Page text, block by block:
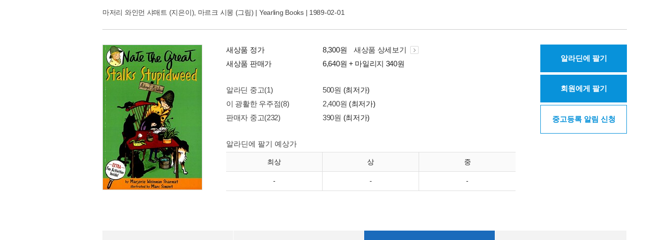
마저리 와인먼 샤매트 (지은이), 마르크 시몽 (그림) | Yearling Books| 1989-02-01
새상품 정가 8,300원
새상품 상세보기
새상품 판매가
6,640원 + 마일리지 340원
알라딘 중고(1) 500원 (최저가)
이 광활한 우주점(8)
2,400원 (최저가)
판매자 중고(232)
390원 (최저가)
알라딘에 팔기 예상가
최상 상 중
- - -
알라딘에 팔기
회원에게 팔기
중고등록 알림 신청